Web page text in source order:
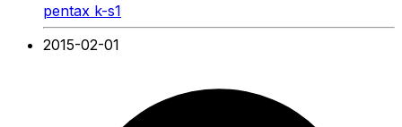
pentax k-s1
2015-02-01